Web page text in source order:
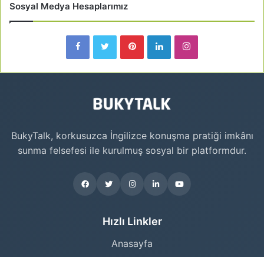
Sosyal Medya Hesaplarımız
BukyTalk, korkusuzca İngilizce konuşma pratiği imkânı
sunma felsefesi ile kurulmuş sosyal bir platformdur.
Hızlı Linkler
Anasayfa